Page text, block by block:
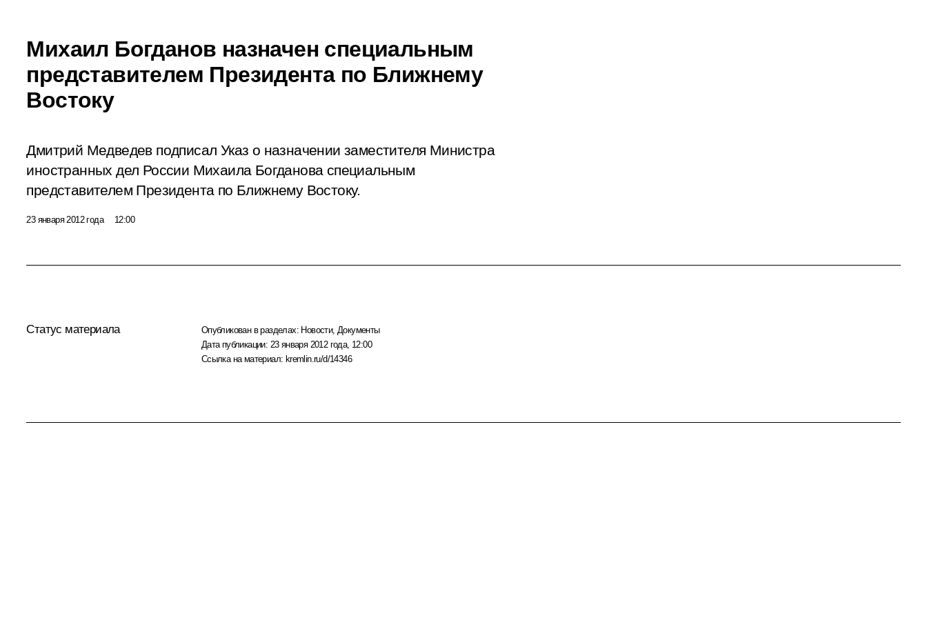
Михаил Богданов назначен специальным
представителем Президента по Ближнему
Востоку
Дмитрий Медведев подписал Указ о назначении заместителя Министра
иностранных дел России Михаила Богданова специальным
представителем Президента по Ближнему Востоку.
23 января 2012 года 12:00
Статус материала Опубликован в разделах: Новости, Документы
Дата публикации: 23 января 2012 года, 12:00
Ссылка на материал: kremlin.ru/d/14346